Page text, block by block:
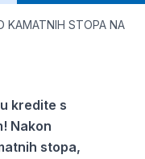
KAMATNIH STOPA NA
kredite s
Nakon
stopa,